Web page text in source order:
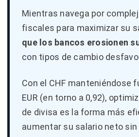
Mientras navega por
fiscales para maximizar su
que los bancos erosionen
con tipos de cambio
Con el CHF manteniéndose
EUR (en torno a 0,92),
de divisa es la forma más
aumentar su salario neto sin